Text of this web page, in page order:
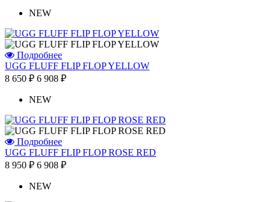
NEW
Подробнее
UGG FLUFF FLIP FLOP YELLOW
8 650 ₽ 6 908 ₽
NEW
Подробнее
UGG FLUFF FLIP FLOP ROSE RED
8 950 ₽ 6 908 ₽
NEW